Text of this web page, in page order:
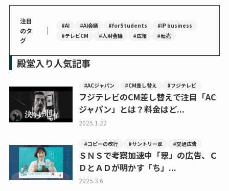
注目
のタ
グ
｜ #AI #AI会議 #forStudents
#IP business
#テレビCM
#人財会議 #広報 #転売
殿堂入り人気記事
#ACジャパン #CM差し替え #フジテレビ
フジテレビのCM差し替えで注目「AC
ジャパン」とは？料金はど...
2025.1.22
#コピーの改行 #サントリー翠 #交通広告
ＳＮＳで考察加速中「翠」の広告、Ｃ
ＤとＡＤが明かす「ち」...
2025.3.6